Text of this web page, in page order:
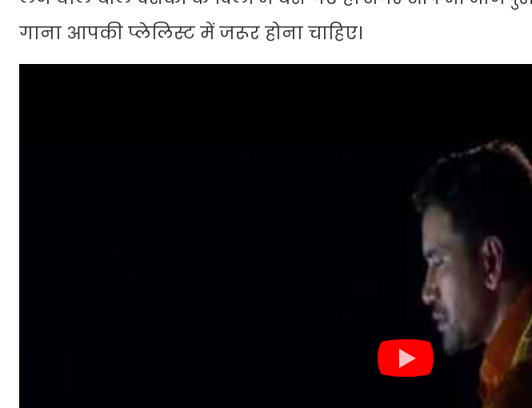
गाना आपकी प्लेलिस्ट में जरूर होना चाहिए।